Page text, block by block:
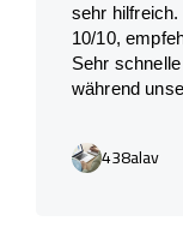
sehr hilfreich.
10/10,
Sehr
während
438alav